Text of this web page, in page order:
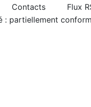
Contacts
Flux
: partiellement